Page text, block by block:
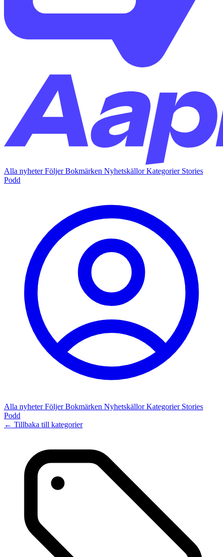
Alla nyheterFöljerBokmärken NyhetskällorKategorier Stories
Podd
Alla nyheterFöljerBokmärken NyhetskällorKategorier Stories
Podd
← Tillbaka till kategorier